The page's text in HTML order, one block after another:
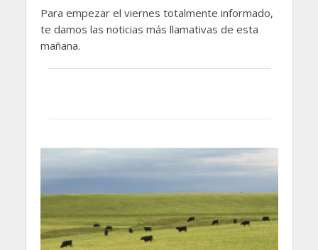
Para empezar el viernes totalmente informado,
te damos las noticias más llamativas de esta
mañana.